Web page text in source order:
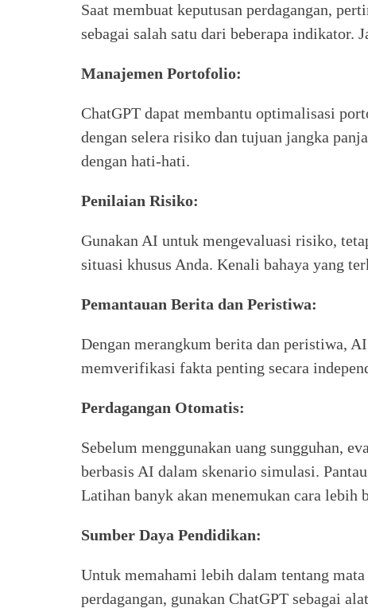
Saat membuat keputusan perdagangan,
sebagai salah satu dari beberapa indikator.
Manajemen Portofolio:
ChatGPT dapat membantu optimalisasi
dengan selera risiko dan tujuan jangka
dengan hati-hati.
Penilaian Risiko:
Gunakan AI untuk mengevaluasi risiko,
situasi khusus Anda. Kenali bahaya yang
Pemantauan Berita dan Peristiwa:
Dengan merangkum berita dan peristiwa,
memverifikasi fakta penting secara
Perdagangan Otomatis:
Sebelum menggunakan uang sungguhan,
berbasis AI dalam skenario simulasi.
Latihan banyk akan menemukan cara lebih
Sumber Daya Pendidikan:
Untuk memahami lebih dalam tentang
perdagangan, gunakan ChatGPT sebagai